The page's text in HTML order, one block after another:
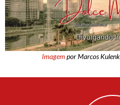
Imagempor Marcos